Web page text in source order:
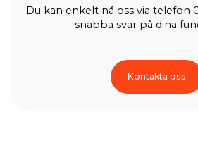
Du kan enkelt nå oss via telefon
snabba svar på dina
Kontakta oss